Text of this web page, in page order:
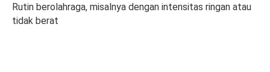
Rutin berolahraga, misalnya dengan intensitas ringan atau
tidak berat